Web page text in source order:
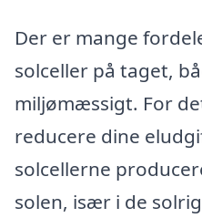
Der er mange
solceller på taget,
miljømæssigt. For
reducere dine
solcellerne
solen, især i de